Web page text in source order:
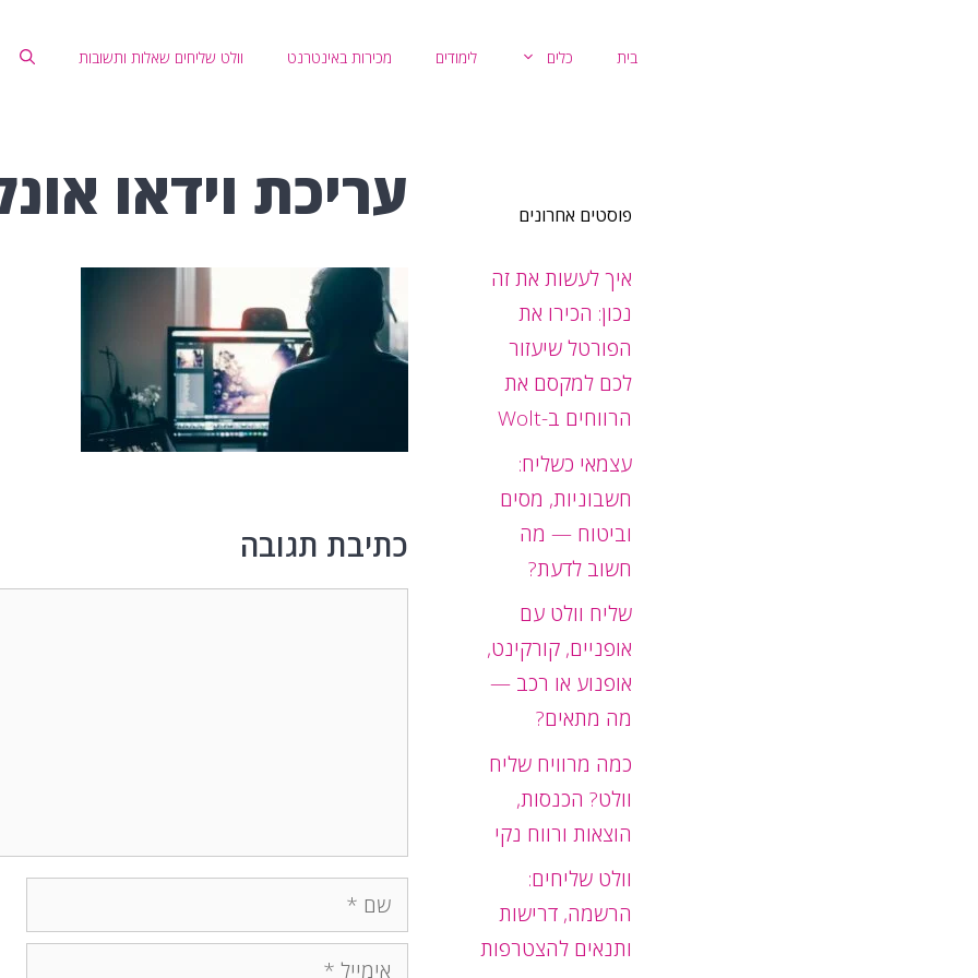
בית כלים לימודים מכירות באינטרנט וולט שליחים שאלות ותשובות
עריכת וידאו
כתיבת תגובה
שם
אימייל
פוסטים אחרונים
איך לעשות את זה
נכון: הכירו את
הפורטל שיעזור
לכם למקסם את
הרווחים ב-Wolt
עצמאי כשליח:
חשבוניות, מסים
וביטוח — מה
חשוב לדעת?
שליח וולט עם
אופניים, קורקינט,
אופנוע או רכב —
מה מתאים?
כמה מרוויח שליח
וולט? הכנסות,
הוצאות ורווח נקי
וולט שליחים:
הרשמה, דרישות
ותנאים להצטרפות